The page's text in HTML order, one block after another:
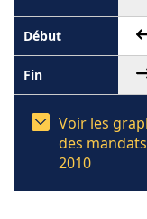
Voir les
des
2010